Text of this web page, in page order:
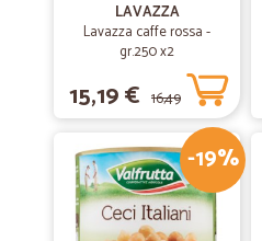
LAVAZZA
Lavazza caffe rossa -
gr.250 x2
15,19 € 16,49
€ -19%